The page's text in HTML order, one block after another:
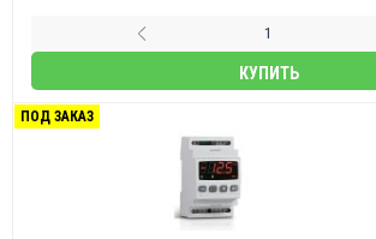
КУПИТЬ
ПОД ЗАКАЗ